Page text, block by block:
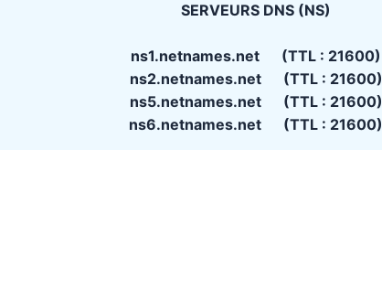
SERVEURS DNS (NS)
ns1.netnames.net (TTL : 21600)
ns2.netnames.net (TTL : 21600)
ns5.netnames.net (TTL : 21600)
ns6.netnames.net (TTL : 21600)